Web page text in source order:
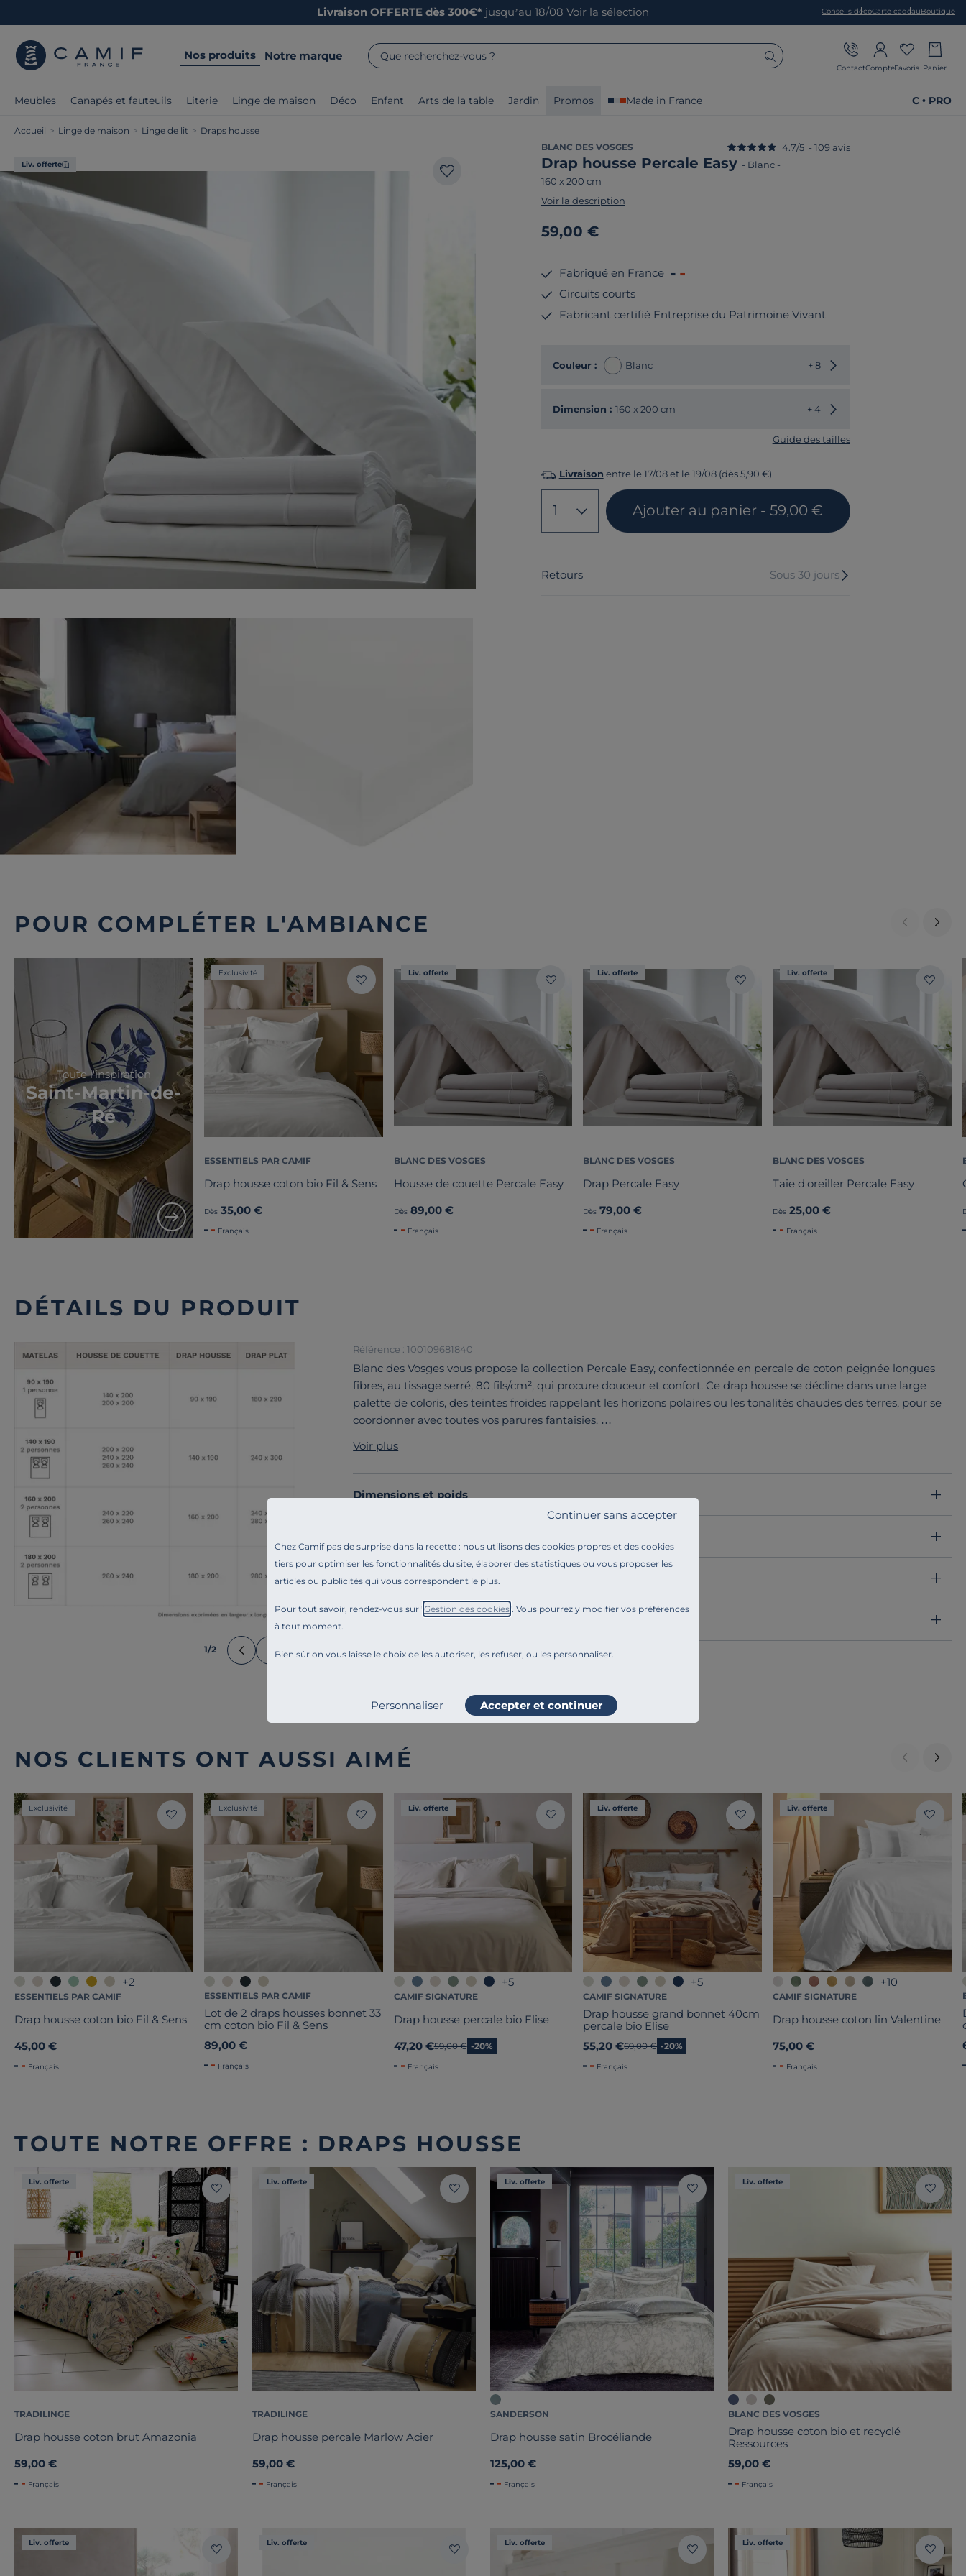
Chez Camif pas de surprise dans la recette : nous utilisons des cookies propres et des cookies
tiers pour optimiser les fonctionnalités du site, élaborer des statistiques ou vous proposer les
articles ou publicités qui vous correspondent le plus.
Pour tout savoir, rendez-vous sur " Gestion des cookies". Vous pourrez y modifier vos préférences
à tout moment.
Bien sûr on vous laisse le choix de les autoriser, les refuser, ou les personnaliser.
Continuer sans accepter
Personnaliser Accepter et continuer
Livraison OFFERTE dès 300€* jusqu’au 18/08 Voir la sélection Conseils décoCarte cadeauBoutique
Nos produits Notre marque Que recherchez-vous ?
ContactCompteFavoris Panier
Meubles Canapés et fauteuils Literie Linge de maison Déco Enfant Arts de la table Jardin Promos Made in France C • PRO
Accueil > Linge de maison > Linge de lit > Draps housse
Liv. offerte
BLANC DES VOSGES
Drap housse Percale Easy - Blanc-
160 x 200 cm
4.7/5 - 109 avis
Voir la description
59,00 €
Fabriqué en France
Circuits courts
Fabricant certifié Entreprise du Patrimoine Vivant
Couleur : Blanc + 8 Choisir une autre couleur
Dimension : 160 x 200 cm + 4 Choisir une autre dimension
Guide des tailles
Livraison entre le 17/08 et le 19/08 (dès 5,90 €)
1 Ajouter au panier - 59,00 €
Retours Sous 30 jours
POUR COMPLÉTER L'AMBIANCE
Toute l'inspiration
Saint-Martin-de-
Ré
Exclusivité
ESSENTIELS PAR CAMIF
Drap housse coton bio Fil & Sens
Dès 35,00 €
Français
Liv. offerte
BLANC DES VOSGES
Housse de couette Percale Easy
Dès 89,00 €
Français
Liv. offerte
BLANC DES VOSGES
Drap Percale Easy
Dès 79,00 €
Français
Liv. offerte
BLANC DES VOSGES
Taie d'oreiller Percale Easy
Dès 25,00 €
Français
DÉTAILS DU PRODUIT
1/2
Référence : 100109681840
Blanc des Vosges vous propose la collection Percale Easy, confectionnée en percale de coton peignée longues
fibres, au tissage serré, 80 fils/cm², qui procure douceur et confort. Ce drap housse se décline dans une large
palette de coloris, des teintes froides rappelant les horizons polaires ou les tonalités chaudes des terres, pour se
coordonner avec toutes vos parures fantaisies.
Voir plus
Dimensions et poids
Engagements et traçabilité
Montage et conseils d'entretien
NOS CLIENTS ONT AUSSI AIMÉ
Exclusivité
+2
ESSENTIELS PAR CAMIF
Drap housse coton bio Fil & Sens
45,00 €
Français
Exclusivité
ESSENTIELS PAR CAMIF
Lot de 2 draps housses bonnet 33
cm coton bio Fil & Sens
89,00 €
Français
Liv. offerte
+5
CAMIF SIGNATURE
Drap housse percale bio Elise
47,20 €Ancien prix
59,00 € -20%
Français
Liv. offerte
+5
CAMIF SIGNATURE
Drap housse grand bonnet 40cm
percale bio Elise
55,20 €Ancien prix
69,00 € -20%
Français
Liv. offerte
+10
CAMIF SIGNATURE
Drap housse coton lin Valentine
75,00 €
Français
TOUTE NOTRE OFFRE : DRAPS HOUSSE
Liv. offerte
TRADILINGE
Drap housse coton brut Amazonia
59,00 €
Français
Liv. offerte
TRADILINGE
Drap housse percale Marlow Acier
59,00 €
Français
Liv. offerte
SANDERSON
Drap housse satin Brocéliande
125,00 €
Français
Liv. offerte
BLANC DES VOSGES
Drap housse coton bio et recyclé
Ressources
59,00 €
Français
Liv. offerte Liv. offerte Liv. offerte Liv. offerte